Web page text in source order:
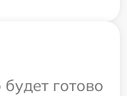
готово